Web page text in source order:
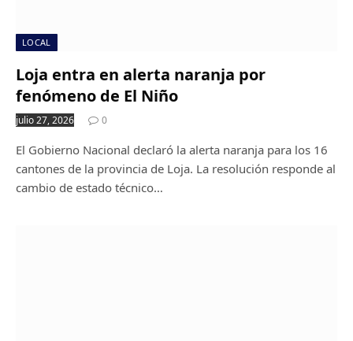
LOCAL
Loja entra en alerta naranja por
fenómeno de El Niño
julio 27, 2026 0
El Gobierno Nacional declaró la alerta naranja para los 16
cantones de la provincia de Loja. La resolución responde al
cambio de estado técnico…